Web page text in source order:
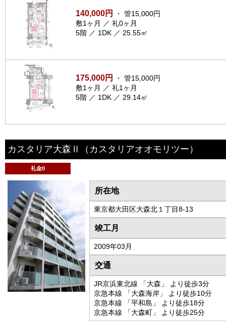
140,000円
・ 管15,000円
敷1ヶ月 ／ 礼0ヶ月
5階 ／ 1DK ／ 25.55㎡
175,000円
・ 管15,000円
敷1ヶ月 ／ 礼1ヶ月
5階 ／ 1DK ／ 29.14㎡
カスタリア大森Ⅱ （カスタリアオオモリツー）
礼金0
所在地
東京都大田区大森北１丁目8-13
竣工月
2009年03月
交通
JR京浜東北線 「大森」 より徒歩3分
京急本線 「大森海岸」 より徒歩10分
京急本線 「平和島」 より徒歩18分
京急本線 「大森町」 より徒歩25分